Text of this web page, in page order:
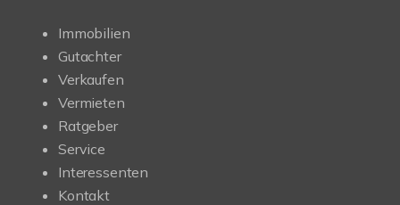
Immobilien
Gutachter
Verkaufen
Vermieten
Ratgeber
Service
Interessenten
Kontakt